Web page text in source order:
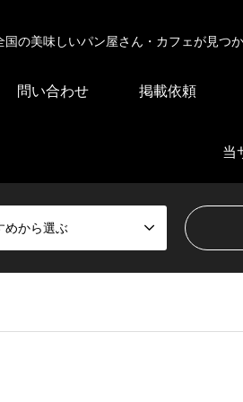
の美味しいパン屋さん・カフェが見つ
問い合わせ 掲載依頼
当
めから選ぶ